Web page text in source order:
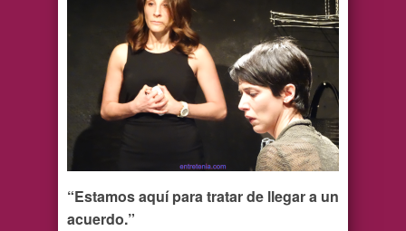
“Estamos aquí para tratar de llegar a un
acuerdo.”